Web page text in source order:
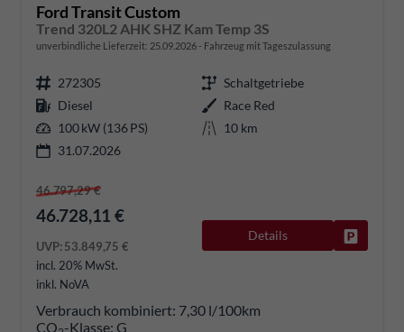
Ford Transit Custom
Trend 320L2 AHK SHZ Kam Temp 3S
unverbindliche Lieferzeit: 25.09.2026 Fahrzeug mit Tageszulassung
272305
Schaltgetriebe
Diesel
Race Red
100 kW (136 PS)
10 km
31.07.2026
46.797,29 €
46.728,11 €
UVP:53.849,75 €
incl. 20% MwSt.
inkl. NoVA
Details
Verbrauch kombiniert: 7,30 l/100km
CO -Klasse: G